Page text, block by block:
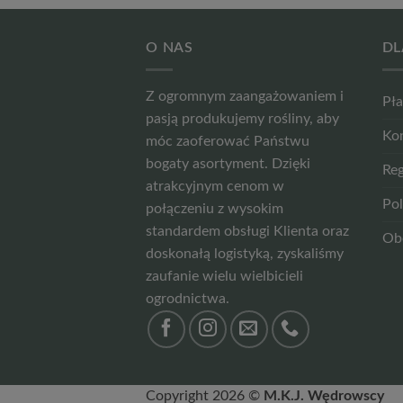
O NAS
Z ogromnym zaangażowaniem i
pasją produkujemy rośliny, aby
móc zaoferować Państwu
bogaty asortyment. Dzięki
atrakcyjnym cenom w
połączeniu z wysokim
standardem obsługi Klienta oraz
doskonałą logistyką, zyskaliśmy
zaufanie wielu wielbicieli
ogrodnictwa.
Copyright 2026 © M.K.J. Wędrowscy